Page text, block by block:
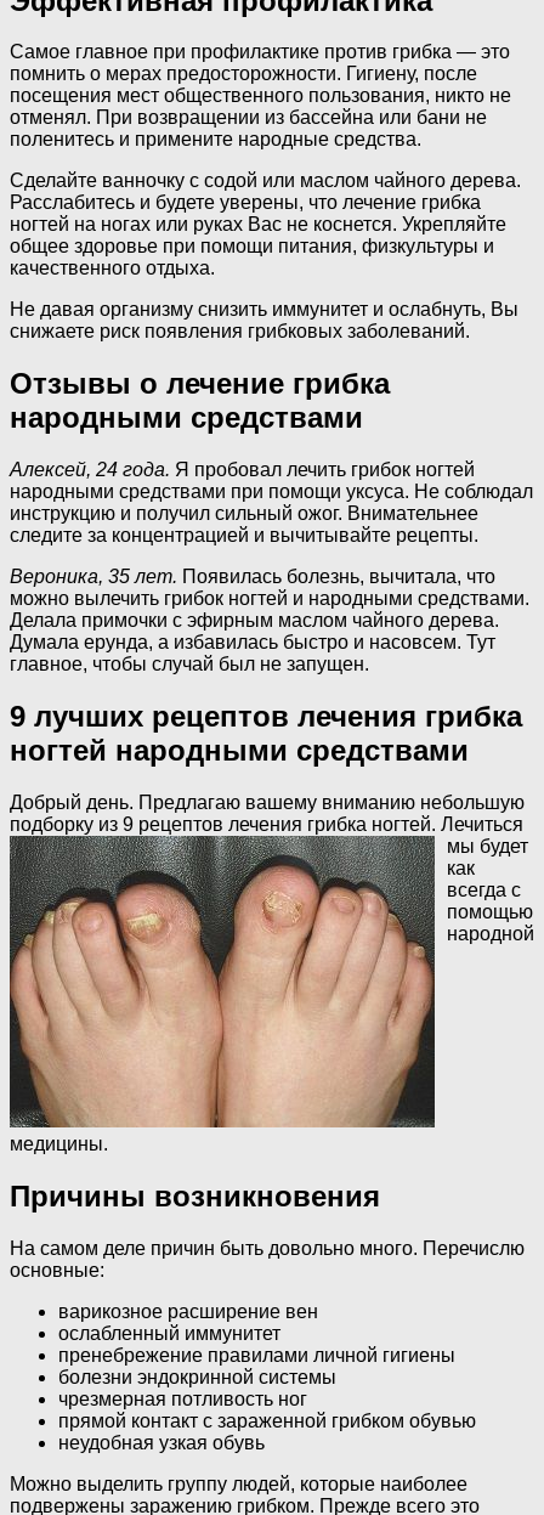
Самое главное при профилактике против грибка — это
помнить о мерах предосторожности. Гигиену, после
посещения мест общественного пользования, никто не
отменял. При возвращении из бассейна или бани не
поленитесь и примените народные средства.
Сделайте ванночку с содой или маслом чайного дерева.
Расслабитесь и будете уверены, что лечение грибка
ногтей на ногах или руках Вас не коснется. Укрепляйте
общее здоровье при помощи питания, физкультуры и
качественного отдыха.
Не давая организму снизить иммунитет и ослабнуть, Вы
снижаете риск появления грибковых заболеваний.
Отзывы о лечение грибка
народными средствами
Алексей, 24 года. Я пробовал лечить грибок ногтей
народными средствами при помощи уксуса. Не соблюдал
инструкцию и получил сильный ожог. Внимательнее
следите за концентрацией и вычитывайте рецепты.
Вероника, 35 лет. Появилась болезнь, вычитала, что
можно вылечить грибок ногтей и народными средствами.
Делала примочки с эфирным маслом чайного дерева.
Думала ерунда, а избавилась быстро и насовсем. Тут
главное, чтобы случай был не запущен.
9 лучших рецептов лечения грибка
ногтей народными средствами
Добрый день. Предлагаю вашему вниманию небольшую
подборку из 9 рецептов лечения грибка ногтей. Лечиться
мы будет
как
всегда с
помощью
народной
медицины.
Причины возникновения
На самом деле причин быть довольно много. Перечислю
основные:
варикозное расширение вен
ослабленный иммунитет
пренебрежение правилами личной гигиены
болезни эндокринной системы
чрезмерная потливость ног
прямой контакт с зараженной грибком обувью
неудобная узкая обувь
Можно выделить группу людей, которые наиболее
подвержены заражению грибком. Прежде всего это